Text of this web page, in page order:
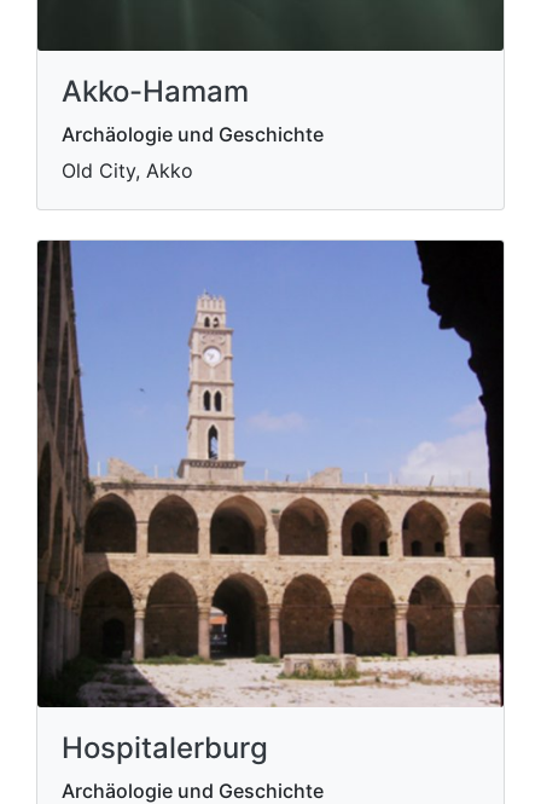
Akko-Hamam
Archäologie und Geschichte
Old City, Akko
Hospitalerburg
Archäologie und Geschichte